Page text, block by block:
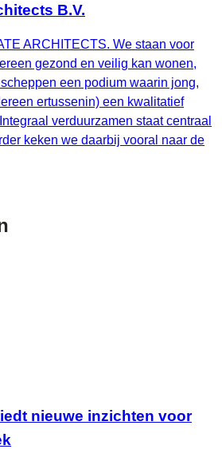
B.V.
ARCHITECTS. We staan voor
gezond en veilig kan wonen,
een podium waarin jong,
ertussenin) een kwalitatief
verduurzamen staat centraal
keken we daarbij vooral naar de
nieuwe inzichten voor